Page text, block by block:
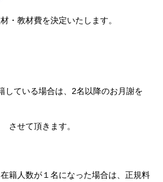
・教材費を決定いたします。
している場合は、2名以降のお月謝を
させて頂きます。
籍人数が１名になった場合は、正規料